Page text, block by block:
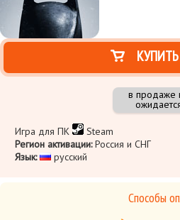
КУПИТЬ
в продаже
Игра для ПК
Steam
Регион активации:Россия и СНГ
Язык:
​ русский
Способы